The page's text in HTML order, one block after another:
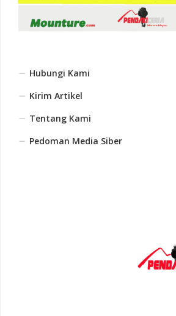
Hubungi Kami
Kirim Artikel
Tentang Kami
Pedoman Media Siber